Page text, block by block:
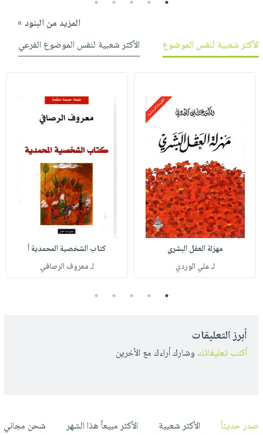
المزيد من البنود »
الأكثر شعبية لنفس الموضوع
الأكثر شعبية لنفس الموضوع الفرعي
مهزلة العقل البشري
لـ علي الوردي
كتاب الشخصية المحمدية أ
لـ معروف الرصافي
1
2
3
4
5
أبرز التعليقات
أكتب تعليقاتك وشارك أراءك مع الأخرين
صدر حديثاً الأكثر شعبية الأكثر مبيعاً هذا الشهر شحن مجاني